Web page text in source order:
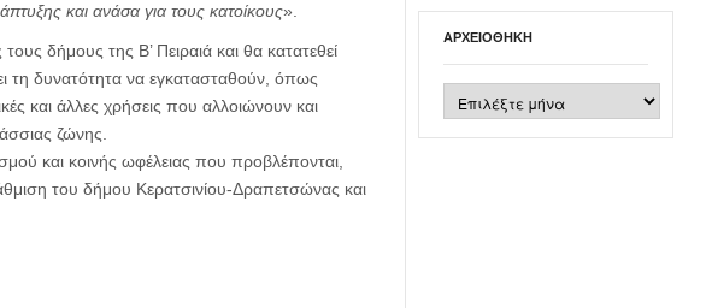
και ανάσα για τους κατοίκους».
δήμους της Β’ Πειραιά και θα κατατεθεί
τη δυνατότητα να εγκατασταθούν, όπως
και άλλες χρήσεις που αλλοιώνουν και
ζώνης.
και κοινής ωφέλειας που προβλέπονται,
του δήμου Κερατσινίου-Δραπετσώνας και
ΑΡΧΕΙΟΘΉΚΗ